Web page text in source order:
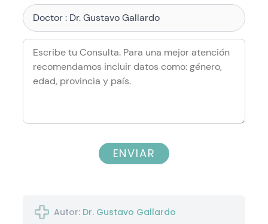
ENVIAR
Autor: Dr. Gustavo Gallardo